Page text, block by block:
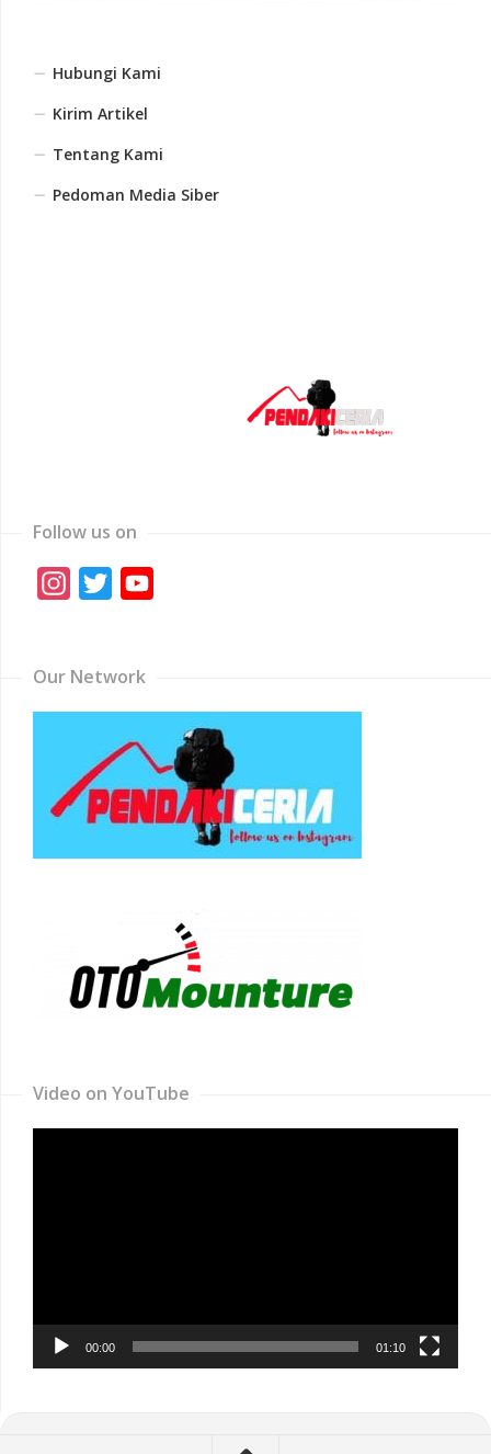
Hubungi Kami
Kirim Artikel
Tentang Kami
Pedoman Media Siber
Follow us on
Instagram
Twitter
Our Network
Video on YouTube
00:00 01:10